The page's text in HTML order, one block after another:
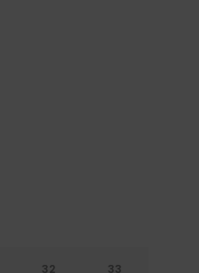
32 33